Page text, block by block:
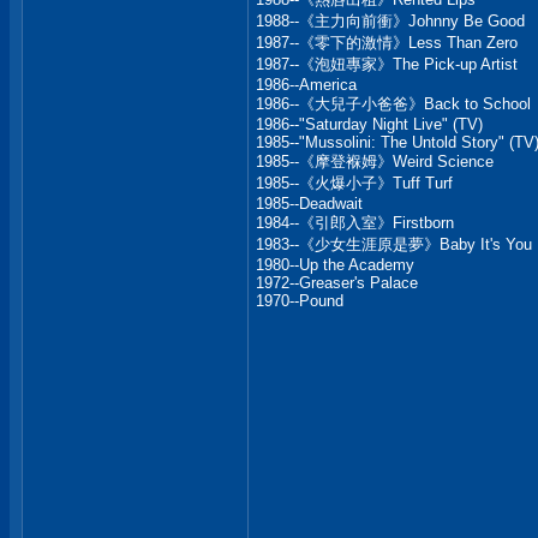
1988--《主力向前衝》Johnny Be Good
1987--《零下的激情》Less Than Zero
1987--《泡妞專家》The Pick-up Artist
1986--America
1986--《大兒子小爸爸》Back to School
1986--"Saturday Night Live" (TV)
1985--"Mussolini: The Untold Story" (TV)
1985--《摩登褓姆》Weird Science
1985--《火爆小子》Tuff Turf
1985--Deadwait
1984--《引郎入室》Firstborn
1983--《少女生涯原是夢》Baby It's You
1980--Up the Academy
1972--Greaser's Palace
1970--Pound